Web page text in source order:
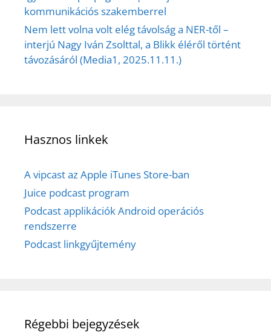
kommunikációs szakemberrel
Nem lett volna volt elég távolság a NER-től –
interjú Nagy Iván Zsolttal, a Blikk éléről történt
távozásáról (Media1, 2025.11.11.)
Hasznos linkek
A vipcast az Apple iTunes Store-ban
Juice podcast program
Podcast applikációk Android operációs
rendszerre
Podcast linkgyűjtemény
Régebbi bejegyzések